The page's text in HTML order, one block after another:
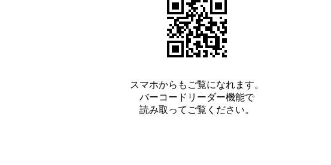
スマホからもご覧になれます。
バーコードリーダー機能で
読み取ってご覧ください。